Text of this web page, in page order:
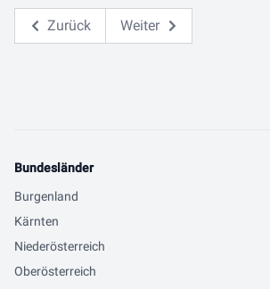
Zurück Weiter
Bundesländer
Burgenland
Kärnten
Niederösterreich
Oberösterreich